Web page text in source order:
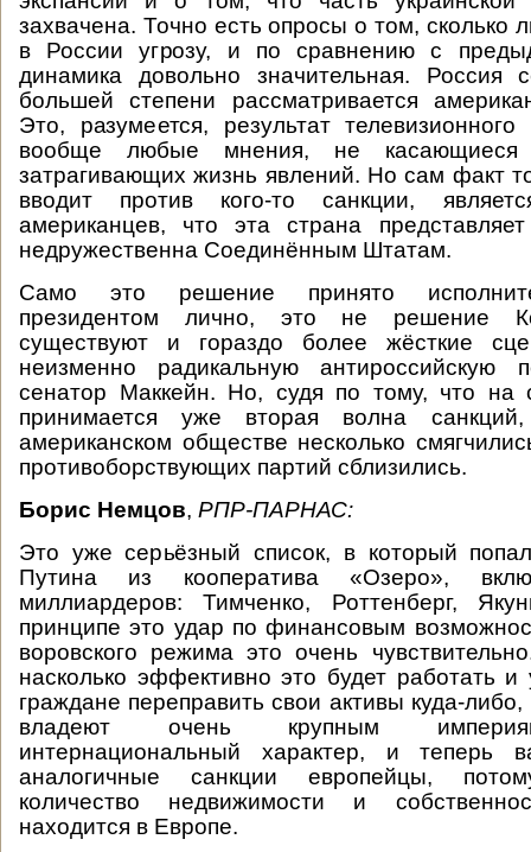
захвачена. Точно есть опросы о том, сколько
в России угрозу, и по сравнению с
динамика довольно значительная. Россия
большей степени рассматривается
Это, разумеется, результат
вообще любые мнения, не касающиеся
затрагивающих жизнь явлений. Но сам факт
вводит против кого-то санкции,
американцев, что эта страна
недружественна Соединённым Штатам.
Само это решение принято
президентом лично, это не решение
существуют и гораздо более жёсткие
неизменно радикальную антироссийскую
сенатор Маккейн. Но, судя по тому, что на
принимается уже вторая волна
американском обществе несколько
противоборствующих партий сблизились.
Борис Немцов, РПР-ПАРНАС:
Это уже серьёзный список, в который
Путина из кооператива «Озеро»,
миллиардеров: Тимченко, Роттенберг,
принципе это удар по финансовым
воровского режима это очень
насколько эффективно это будет работать
граждане переправить свои активы куда-
владеют очень крупным
интернациональный характер, и теперь
аналогичные санкции европейцы,
количество недвижимости и
находится в Европе.